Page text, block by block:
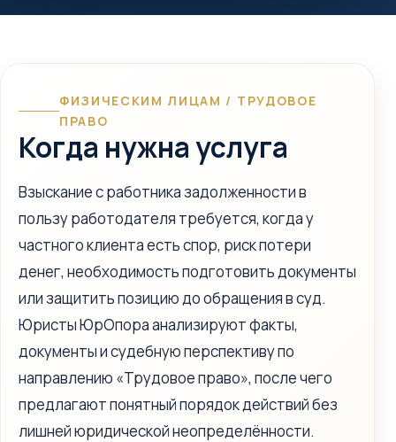
ФИЗИЧЕСКИМ ЛИЦАМ / ТРУДОВОЕ
ПРАВО
Когда нужна услуга
Взыскание с работника задолженности в
пользу работодателя требуется, когда у
частного клиента есть спор, риск потери
денег, необходимость подготовить документы
или защитить позицию до обращения в суд.
Юристы ЮрОпора анализируют факты,
документы и судебную перспективу по
направлению «Трудовое право», после чего
предлагают понятный порядок действий без
лишней юридической неопределённости.